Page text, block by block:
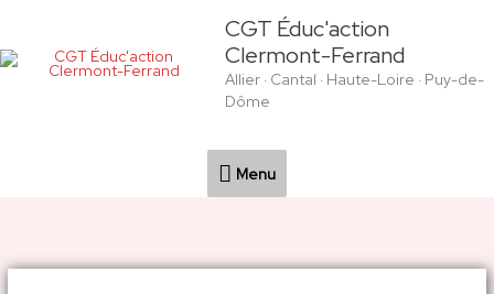
contenu
CGT Éduc'action
Clermont-Ferrand
Allier · Cantal · Haute-Loire · Puy-de-
Dôme
Menu
Menu